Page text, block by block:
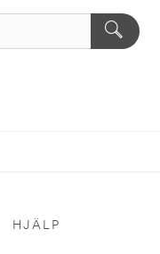
HJÄLP